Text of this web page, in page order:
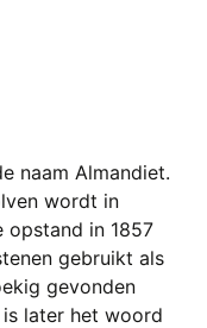
naam Almandiet.
wordt in
opstand in 1857
gebruikt als
gevonden
later het woord